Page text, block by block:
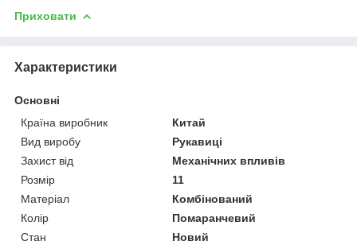
Приховати
Характеристики
Основні
Країна виробник
Китай
Вид виробу
Рукавиці
Захист від
Механічних впливів
Розмір
11
Матеріал
Комбінований
Колір
Помаранчевий
Стан
Новий